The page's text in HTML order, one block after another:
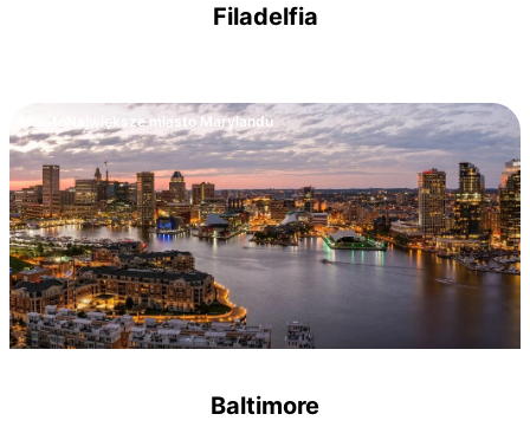
Filadelfia
Największe miasto Marylandu
Baltimore